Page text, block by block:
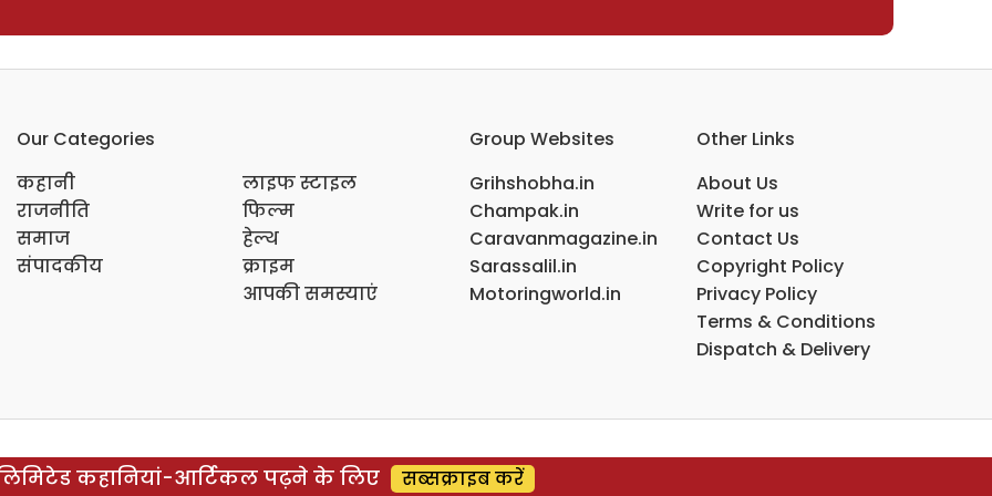
Our Categories
कहानी
राजनीति
समाज
संपादकीय
लाइफ स्टाइल
फिल्म
हेल्थ
क्राइम
आपकी समस्याएं
Group Websites
Grihshobha.in
Champak.in
Caravanmagazine.in
Sarassalil.in
Motoringworld.in
Other Links
About Us
Write for us
Contact Us
Copyright Policy
Privacy Policy
Terms & Conditions
Dispatch & Delivery
कहानियां-आर्टिकल पढ़ने के लिए सब्सक्राइब करें